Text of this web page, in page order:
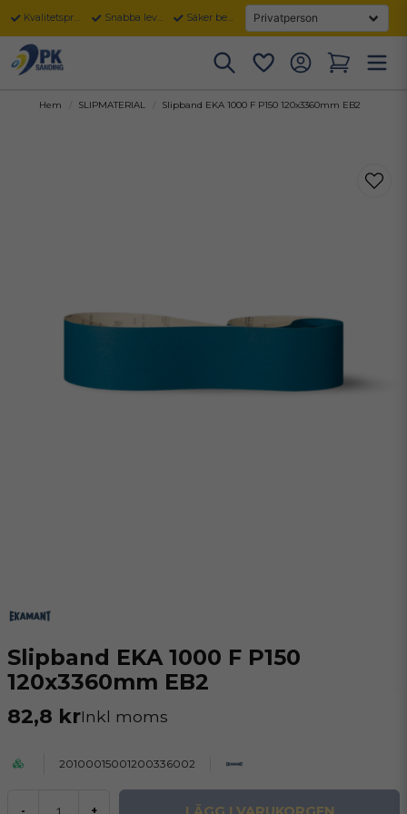
Kvalitetsprodukter Snabba leveranser Säker betalning
Hem SLIPMATERIAL Slipband EKA 1000 F P150 120x3360mm EB2
Slipband EKA 1000 F P150
120x3360mm EB2
82,8 krInkl moms
20100015001200336002
- +